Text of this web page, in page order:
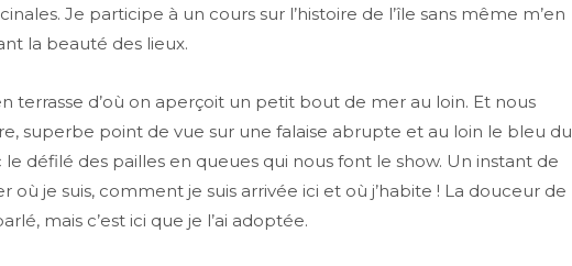
Je participe à un cours sur l’histoire de l’île sans même m’en
la beauté des lieux.
terrasse d’où on aperçoit un petit bout de mer au loin. Et nous
superbe point de vue sur une falaise abrupte et au loin le bleu du
défilé des pailles en queues qui nous font le show. Un instant de
je suis, comment je suis arrivée ici et où j’habite ! La douceur de
mais c’est ici que je l’ai adoptée.